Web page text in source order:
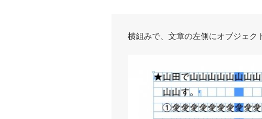
横組みで、文章の左側にオブジェク